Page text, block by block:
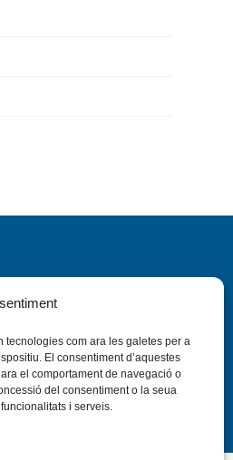
tecnologies com ara les galetes per a
El consentiment d’aquestes
el comportament de navegació o
del consentiment o la seua
i serveis.